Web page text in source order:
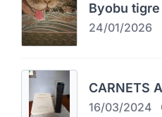
Byobu
24/01/2026
CARNETS
16/03/2024